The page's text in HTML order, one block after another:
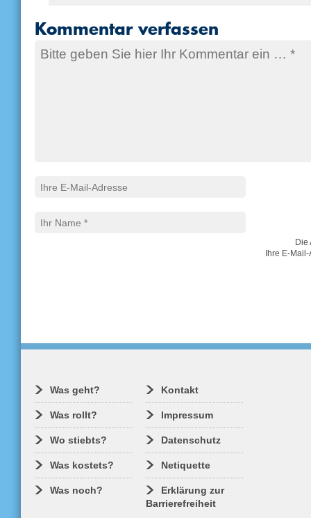
Kommentar verfassen
Die
Ihre E-
Was geht?
Was rollt?
Wo stiebts?
Was kostets?
Was noch?
Kontakt
Impressum
Datenschutz
Netiquette
Erklärung zur
Barrierefreiheit